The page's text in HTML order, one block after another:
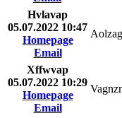
Hvlavap
05.07.2022 10:47
Homepage
Email
Xffwvap
05.07.2022 10:29
Homepage
Email